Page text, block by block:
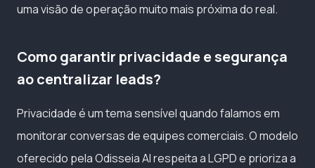
uma visão de operação muito mais próxima do real.
Como garantir privacidade e segurança
ao centralizar leads?
Privacidade é um tema sensível quando falamos em
monitorar conversas de equipes comerciais. O modelo
oferecido pela Odisseia AI respeita a LGPD e prioriza a